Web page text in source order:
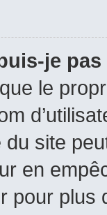
je pas
le
du site
en
pour